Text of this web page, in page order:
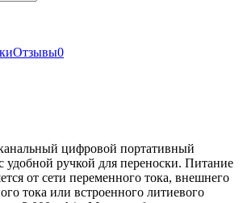
Отзывы0
цифровой портативный
удобной ручкой для переноски. Питание
от сети переменного тока, внешнего
тока или встроенного литиевого